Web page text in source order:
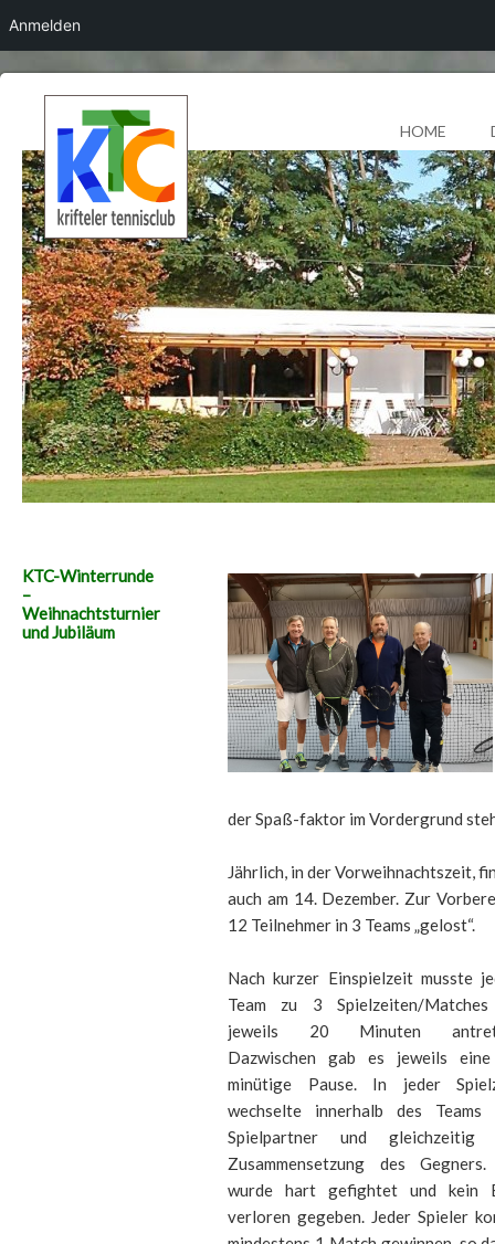
HOME
KTC-Winterrunde
–
Weihnachtsturnier
und Jubiläum
der Spaß-faktor im Vordergrund
Jährlich, in der Vorweihnachtszeit,
auch am 14. Dezember. Zur
12 Teilnehmer in 3 Teams „gelost“.
Nach kurzer Einspielzeit musste
Team zu 3 Spielzeiten/
jeweils 20 Minuten
Dazwischen gab es jeweils
minütige Pause. In jeder
wechselte innerhalb des Teams
Spielpartner und gleichzeitig
Zusammensetzung des
wurde hart gefightet und kein
verloren gegeben. Jeder Spieler
Anmelden